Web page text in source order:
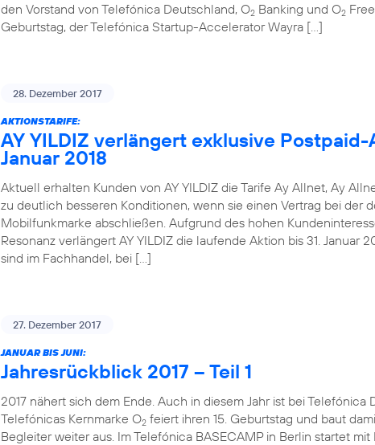
den Vorstand von Telefónica Deutschland, O2 Banking und O2
Geburtstag, der Telefónica Startup-Accelerator Wayra […]
28. Dezember 2017
AKTIONSTARIFE:
AY YILDIZ verlängert exklusive Postpaid-
Januar 2018
Aktuell erhalten Kunden von AY YILDIZ die Tarife Ay Allnet, Ay
zu deutlich besseren Konditionen, wenn sie einen Vertrag bei der
Mobilfunkmarke abschließen. Aufgrund des hohen
Resonanz verlängert AY YILDIZ die laufende Aktion bis 31. Januar
sind im Fachhandel, bei […]
27. Dezember 2017
JANUAR BIS JUNI:
Jahresrückblick 2017 – Teil 1
2017 nähert sich dem Ende. Auch in diesem Jahr ist bei Telefónica
Telefónicas Kernmarke O2 feiert ihren 15. Geburtstag und baut
Begleiter weiter aus. Im Telefónica BASECAMP in Berlin startet